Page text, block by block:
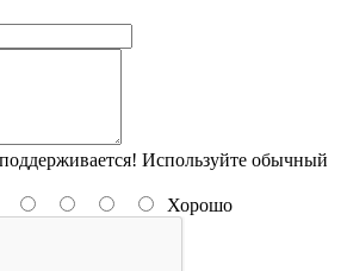
Используйте обычный
Хорошо